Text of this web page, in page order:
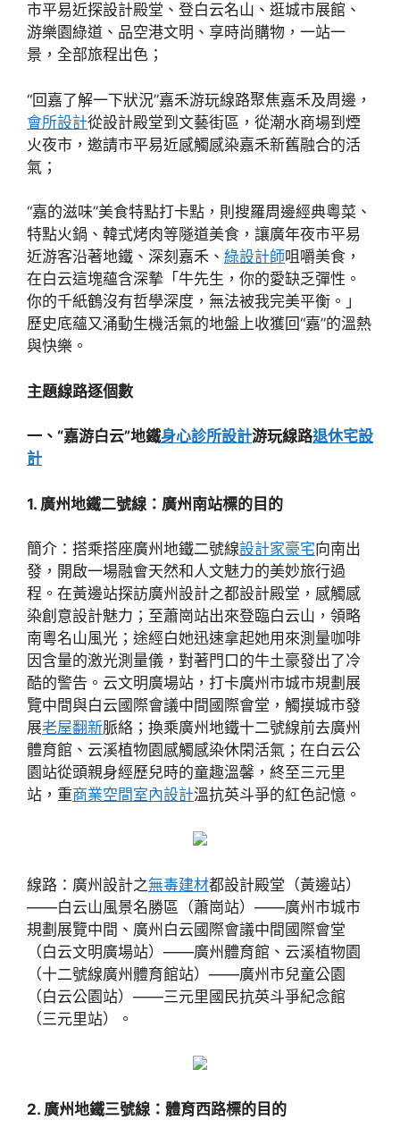
市平易近探設計殿堂、登白云名山、逛城市展館、
游樂園綠道、品空港文明、享時尚購物，一站一
景，全部旅程出色；
“回嘉了解一下狀況”嘉禾游玩線路聚焦嘉禾及周邊，
會所設計從設計殿堂到文藝街區，從潮水商場到煙
火夜市，邀請市平易近感觸感染嘉禾新舊融合的活
氣；
“嘉的滋味”美食特點打卡點，則搜羅周邊經典粵菜、
特點火鍋、韓式烤肉等隧道美食，讓廣年夜市平易
近游客沿著地鐵、深刻嘉禾、 綠設計師咀嚼美食，
在白云這塊蘊含深摯「牛先生，你的愛缺乏彈性。
你的千紙鶴沒有哲學深度，無法被我完美平衡。」
歷史底蘊又涌動生機活氣的地盤上收獲回“嘉”的溫熱
與快樂。
主題線路逐個數
一、“嘉游白云”地鐵身心診所設計游玩線路退休宅設
計
1. 廣州地鐵二號線：廣州南站標的目的
簡介：搭乘搭座廣州地鐵二號線設計家豪宅向南出
發，開啟一場融會天然和人文魅力的美妙旅行過
程。在黃邊站探訪廣州設計之都設計殿堂，感觸感
染創意設計魅力；至蕭崗站出來登臨白云山，領略
南粵名山風光；途經白她迅速拿起她用來測量咖啡
因含量的激光測量儀，對著門口的牛土豪發出了冷
酷的警告。云文明廣場站，打卡廣州市城市規劃展
覽中間與白云國際會議中間國際會堂，觸摸城市發
展老屋翻新脈絡；換乘廣州地鐵十二號線前去廣州
體育館、云溪植物園感觸感染休閑活氣；在白云公
園站從頭親身經歷兒時的童趣溫馨，終至三元里
站，重商業空間室內設計溫抗英斗爭的紅色記憶。
線路：廣州設計之無毒建材都設計殿堂（黃邊站）
——白云山風景名勝區（蕭崗站）——廣州市城市
規劃展覽中間、廣州白云國際會議中間國際會堂
（白云文明廣場站）——廣州體育館、云溪植物園
（十二號線廣州體育館站）——廣州市兒童公園
（白云公園站）——三元里國民抗英斗爭紀念館
（三元里站）。
2. 廣州地鐵三號線：體育西路標的目的